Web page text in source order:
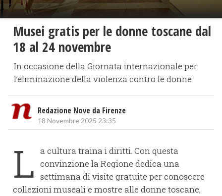
Musei gratis per le donne toscane dal
18 al 24 novembre
In occasione della Giornata internazionale per
l’eliminazione della violenza contro le donne
Redazione Nove da Firenze
18 Novembre 2025 23:35
L a cultura traina i diritti. Con questa
convinzione la Regione dedica una
settimana di visite gratuite per conoscere
collezioni museali e mostre alle donne toscane,